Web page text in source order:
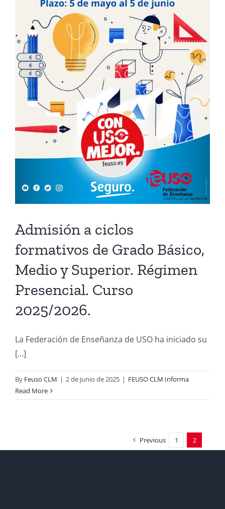
Admisión a ciclos
formativos de Grado Básico,
Medio y Superior. Régimen
Presencial. Curso
2025/2026.
La Federación de Enseñanza de USO ha iniciado su
[...]
By Feuso CLM | 2 de junio de 2025 | FEUSO CLM Informa
Read More
Previous 1 2